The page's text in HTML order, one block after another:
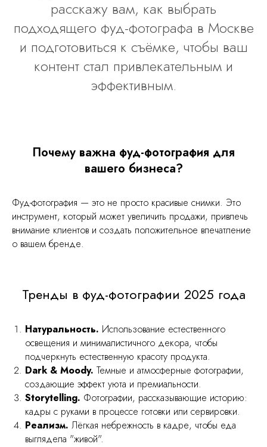
расскажу вам, как выбрать
подходящего фуд-фотографа в Москве
и подготовиться к съёмке, чтобы ваш
контент стал привлекательным и
эффективным.
Почему важна фуд-фотография для
вашего бизнеса?
Фуд-фотография — это не просто красивые снимки. Это
инструмент, который может увеличить продажи, привлечь
внимание клиентов и создать положительное впечатление
о вашем бренде.
Тренды в фуд-фотографии 2025 года
Натуральность. Использование естественного
освещения и минималистичного декора, чтобы
подчеркнуть естественную красоту продукта.
Dark & Moody. Темные и атмосферные фотографии,
создающие эффект уюта и премиальности.
Storytelling. Фотографии, рассказывающие историю:
кадры с руками в процессе готовки или сервировки.
Реализм. Лёгкая небрежность в кадре, чтобы еда
выглядела "живой".